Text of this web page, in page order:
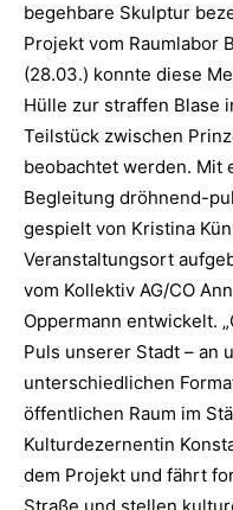
begehbare Skulptur
Projekt vom Raumlabor
(28.03.) konnte diese
Hülle zur straffen Blase
Teilstück zwischen
beobachtet werden. Mit
Begleitung dröhnend-
gespielt von Kristina
Veranstaltungsort
vom Kollektiv AG/CO
Oppermann entwickelt.
Puls unserer Stadt – an
unterschiedlichen
öffentlichen Raum im
Kulturdezernentin
dem Projekt und fährt